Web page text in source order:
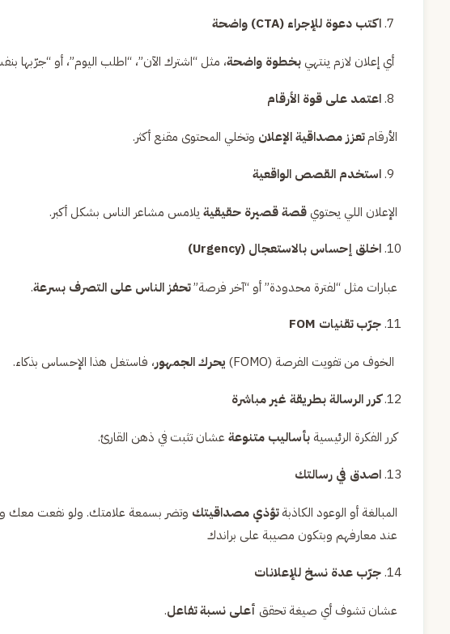
اكتب دعوة للإجراء (CTA) واضحة
أي إعلان لازم ينتهي بخطوة واضحة، مثل “اشترك الآن”، “اطلب اليوم”، أو “جرّبها
اعتمد على قوة الأرقام
الأرقامتعزز مصداقية الإعلان وتخلي المحتوى مقنع أكثر.
استخدم القصص الواقعية
الإعلان اللي يحتوي قصة قصيرة حقيقية يلامس مشاعر الناس بشكل أكبر.
اخلق إحساس بالاستعجال (Urgency)
عبارات مثل “لفترة محدودة” أو “آخر فرصة”تحفز الناس على التصرف بسرعة.
جرّب تقنيات FOM
الخوف من تفويت الفرصة (FOMO) يحرك الجمهور، فاستغل هذا الإحساس بذكاء.
كرر الرسالة بطريقة غير مباشرة
كرر الفكرة الرئيسية بأساليب متنوعةعشان تثبت في ذهن القارئ.
اصدق في رسالتك
المبالغة أو الوعود الكاذبةتؤذي مصداقيتك وتضر بسمعة علامتك. ولو نفعت معك
عند معارفهم وبتكون مصيبة على براندك
جرّب عدة نسخ للإعلانات
عشان تشوف أي صيغة تحقق أعلى نسبة تفاعل.